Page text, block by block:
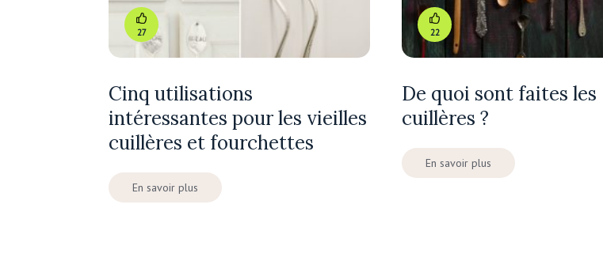
27
Cinq utilisations
intéressantes pour les vieilles
cuillères et fourchettes
En savoir plus
22
De quoi sont faites les
cuillères ?
En savoir plus